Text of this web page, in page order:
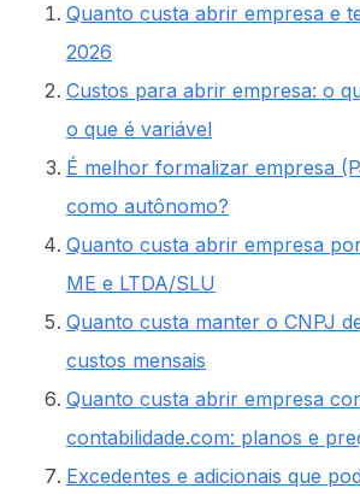
Quanto custa abrir empresa e
2026
Custos para abrir empresa: o
o que é variável
É melhor formalizar empresa
como autônomo?
Quanto custa abrir empresa
ME e LTDA/SLU
Quanto custa manter o CNPJ
custos mensais
Quanto custa abrir empresa
contabilidade.com: planos e
Excedentes e adicionais que